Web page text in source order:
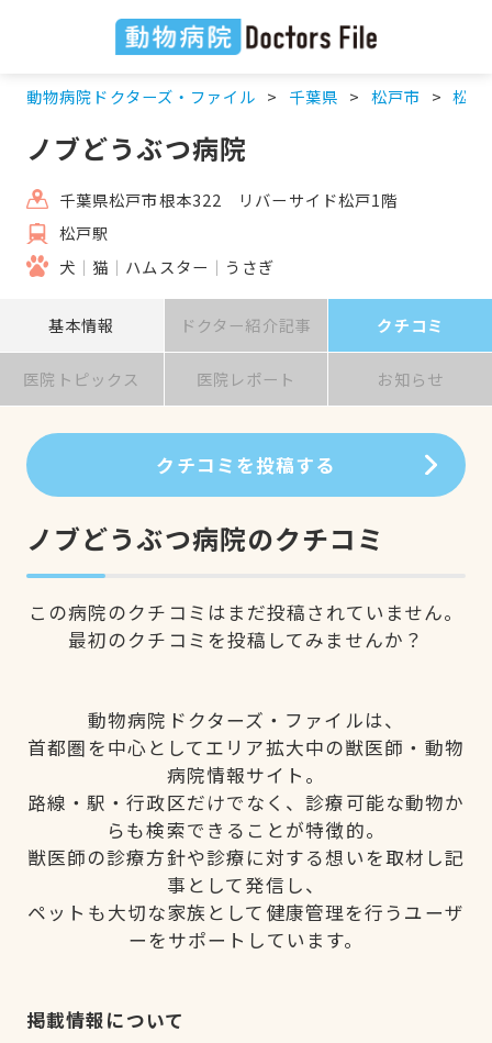
動物病院ドクターズ・ファイル 千葉県 松戸市 松戸
ノブどうぶつ病院
千葉県松戸市根本322 リバーサイド松戸1階
松戸駅
犬
猫 ハムスター うさぎ
基本情報 ドクター紹介記事 クチコミ
医院トピックス 医院レポート お知らせ
クチコミを投稿する
ノブどうぶつ病院のクチコミ
この病院のクチコミはまだ投稿されていません。
最初のクチコミを投稿してみませんか？
動物病院ドクターズ・ファイルは、
首都圏を中心としてエリア拡大中の獣医師・動物
病院情報サイト。
路線・駅・行政区だけでなく、診療可能な動物か
らも検索できることが特徴的。
獣医師の診療方針や診療に対する想いを取材し記
事として発信し、
ペットも大切な家族として健康管理を行うユーザ
ーをサポートしています。
掲載情報について